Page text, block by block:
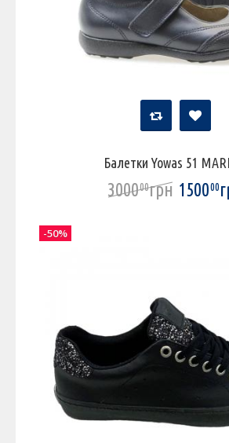
Балетки Yowas 51
300000грн 150000
-50%